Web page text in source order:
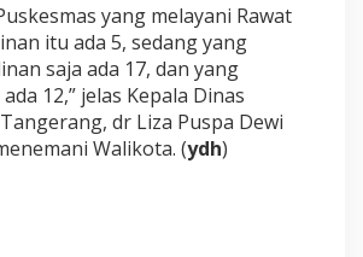
yang melayani Rawat
itu ada 5, sedang yang
saja ada 17, dan yang
12,” jelas Kepala Dinas
dr Liza Puspa Dewi
Walikota. (ydh)